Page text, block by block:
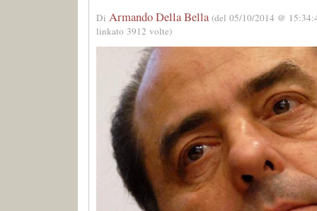
Di Armando Della Bella (del 05/10/2014 @
linkato 3912 volte)